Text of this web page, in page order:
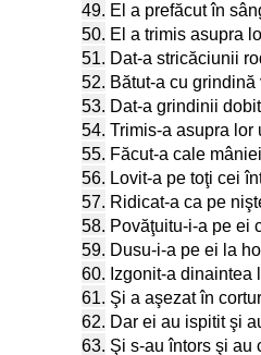
49. El a prefăcut în
50. El a trimis asupra
51. Dat-a stricăciunii
52. Bătut-a cu
53. Dat-a grindinii
54. Trimis-a asupra lor
55. Făcut-a cale
56. Lovit-a pe toţi cei
57. Ridicat-a ca pe
58. Povăţuitu-i-a pe ei
59. Dusu-i-a pe ei la
60. Izgonit-a dinaintea
61. Şi a aşezat în
62. Dar ei au ispitit şi
63. Şi s-au întors şi au